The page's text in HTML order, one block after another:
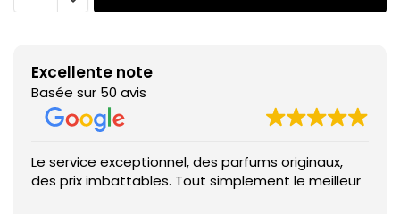
Excellente note
Basée sur 50 avis
Le service exceptionnel, des parfums originaux,
des prix imbattables. Tout simplement le meilleur